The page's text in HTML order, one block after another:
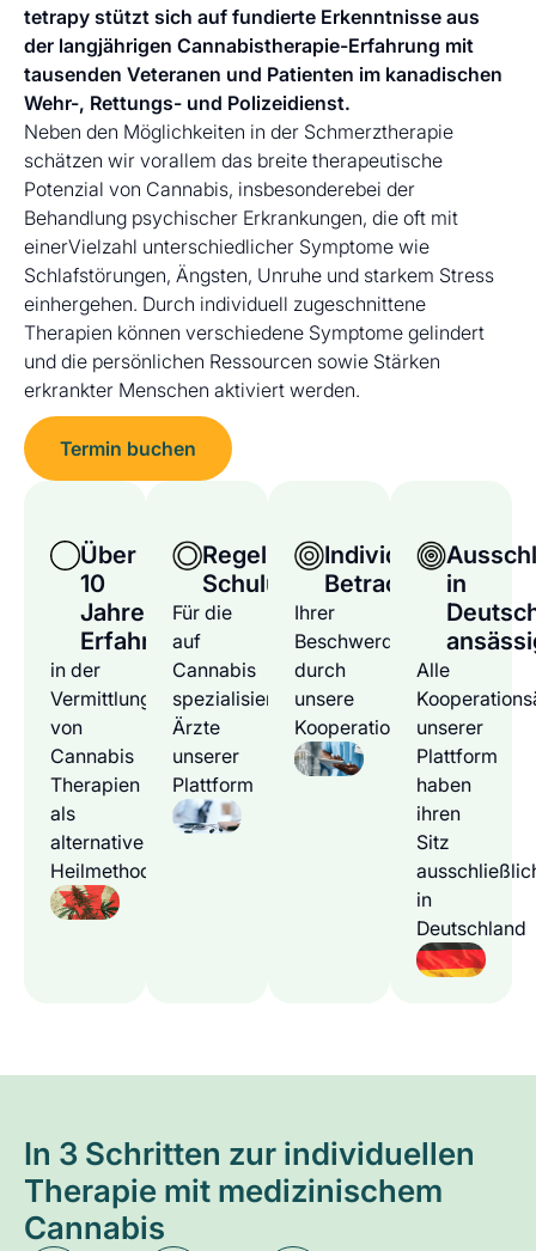
tetrapy stützt sich auf fundierte Erkenntnisse aus
der langjährigen Cannabistherapie-Erfahrung mit
tausenden Veteranen und Patienten im kanadischen
Wehr-, Rettungs- und Polizeidienst.
Neben den Möglichkeiten in der Schmerztherapie
schätzen wir vorallem das breite therapeutische
Potenzial von Cannabis, insbesonderebei der
Behandlung psychischer Erkrankungen, die oft mit
einerVielzahl unterschiedlicher Symptome wie
Schlafstörungen, Ängsten, Unruhe und starkem Stress
einhergehen. Durch individuell zugeschnittene
Therapien können verschiedene Symptome gelindert
und die persönlichen Ressourcen sowie Stärken
erkrankter Menschen aktiviert werden.
Termin buchen
Über
10
Jahre
Erfahrung
in der
Vermittlung
von
Cannabis
Therapien
als
alternative
Heilmethode
Regelmäßige
Schulungen
Für die
auf
Cannabis
spezialisierten
Ärzte
unserer
Plattform
Individuelle
Betrachtung
Ihrer
Beschwerden
durch
unsere
Kooperationsärzte
in
Alle
unserer
Plattform
haben
ihren
Sitz
in
Deutschland
In 3 Schritten zur individuellen
Therapie mit medizinischem
Cannabis